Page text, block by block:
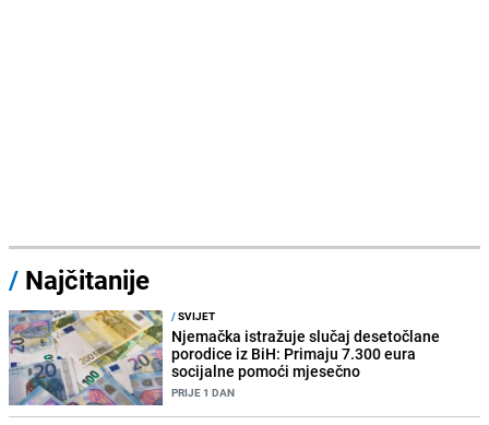
/ Najčitanije
/SVIJET
Njemačka istražuje slučaj desetočlane
porodice iz BiH: Primaju 7.300 eura
socijalne pomoći mjesečno
PRIJE 1 DAN